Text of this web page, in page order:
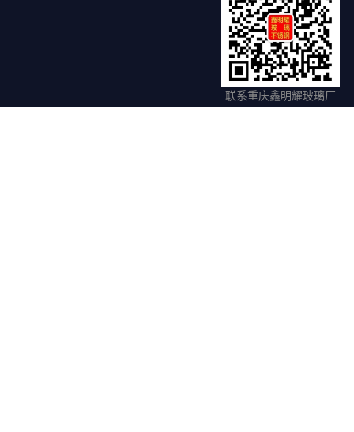
联系重庆鑫明耀玻璃厂